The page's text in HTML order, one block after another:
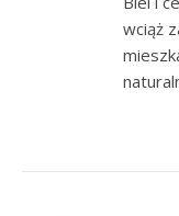
wciąż